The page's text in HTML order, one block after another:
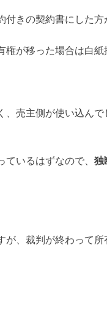
きの契約書にした方
が移った場合は白紙
売主側が使い込ん
いるはずなので、 独
、 裁判が終わって